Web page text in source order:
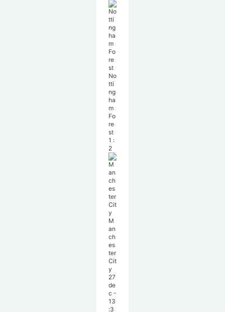
No
tti
ng
ha
m
Fo
re
st
1 :
2
M
an
ch
es
ter
Cit
y
27
de
c -
13
:3